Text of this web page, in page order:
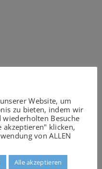
Website, um
zu bieten, indem wir
wiederholten Besuche
akzeptieren" klicken,
von ALLEN
Alle akzeptieren